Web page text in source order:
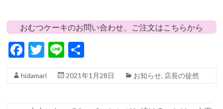
おむつケーキのお問い合わせ、ご注文はこちらから
F
e
T
itt
Li
e
hidamari 2021年1月28日 お知らせ, 店長の徒然